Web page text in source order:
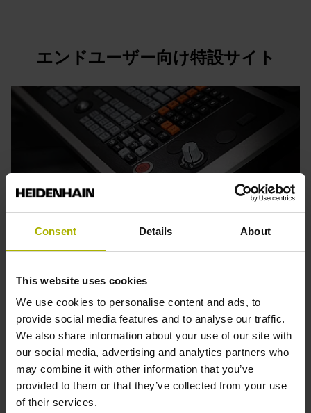
Consent Details About
This website uses cookies
We use cookies to personalise content and ads, to
provide social media features and to analyse our traffic.
We also share information about your use of our site with
our social media, advertising and analytics partners who
may combine it with other information that you’ve
provided to them or that they’ve collected from your use
of their services.
エンドユーザー向け特設サイト
Klartext Portal
工作機械の専門家のために、HEIDENHAINのCNC装置に
関するトレーニングプログラム、ウェビナー、実用的な情
報をまとめた特設サイトです。
特設サイトを見る